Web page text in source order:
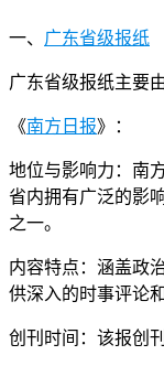
一、 广东省级报纸
广东省级报纸主要
《南方日报》：
地位与影响力：南
省内拥有广泛的影
之一。
内容特点：涵盖政
供深入的时事评论
创刊时间：该报创